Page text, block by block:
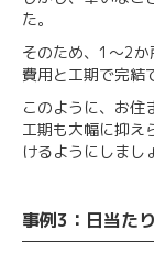
た。
そのため、1～2
費用と工期で完結
このように、お住
工期も大幅に抑え
けるようにしまし
事例3：日当た